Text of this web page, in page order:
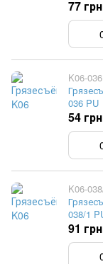
77
K06-
036 PU
54
K06-
038/1
91